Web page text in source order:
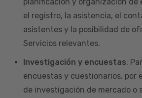
el registro, la asistencia, el
asistentes y la posibilidad de
Servicios relevantes.
Investigación y encuestas.
encuestas y cuestionarios, por
de investigación de mercado o